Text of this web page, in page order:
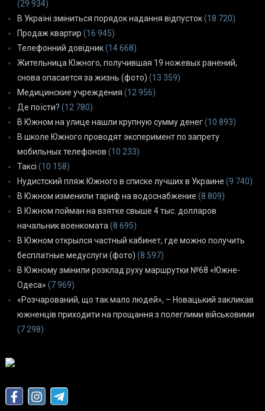
(29 934)
В Україні зміниться порядок надання відпусток(18 720)
Продаж квартир (16 945)
Телефонний довідник(14 668)
Жительница Южного, получившая 19 ножевых ранений,
снова опасается за жизнь (фото) (13 359)
Медицинские учреждения (12 956)
Де поїсти? (12 780)
В Южном на улице нашли крупную сумму денег(10 893)
В школе Южного проводят эксперимент по запрету
мобильных телефонов (10 233)
Таксі (10 158)
Нудистский пляж Южного в списке лучших в Украине (9 740)
В Южном изменили тариф на водоснабжение (8 809)
В Южном пойман на взятке свыше 4 тыс. долларов
начальник военкомата (8 695)
В Южном открылся частный кабинет, где можно получить
бесплатные медуслуги (фото) (8 597)
В Южному змінили розклад руху маршрутки №68 «Южне-
Одеса» (7 969)
«Розчарований, що так мало людей», – Новацький закликав
южненців приходити на прощання з полеглими військовими
(7 298)